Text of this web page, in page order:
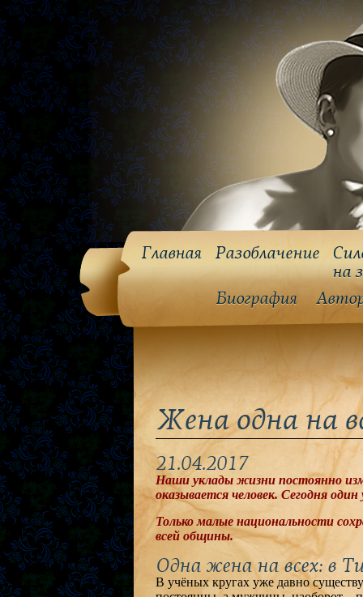
Главная Разоблачение
на
Биография
Жена одна на
21.04.2017
Наши уклады жизни постоянно
оказывается человек. Сегодня один
Только малые национальности
всей общины.
Одна жена на всех: в
В учёных кругах уже давно